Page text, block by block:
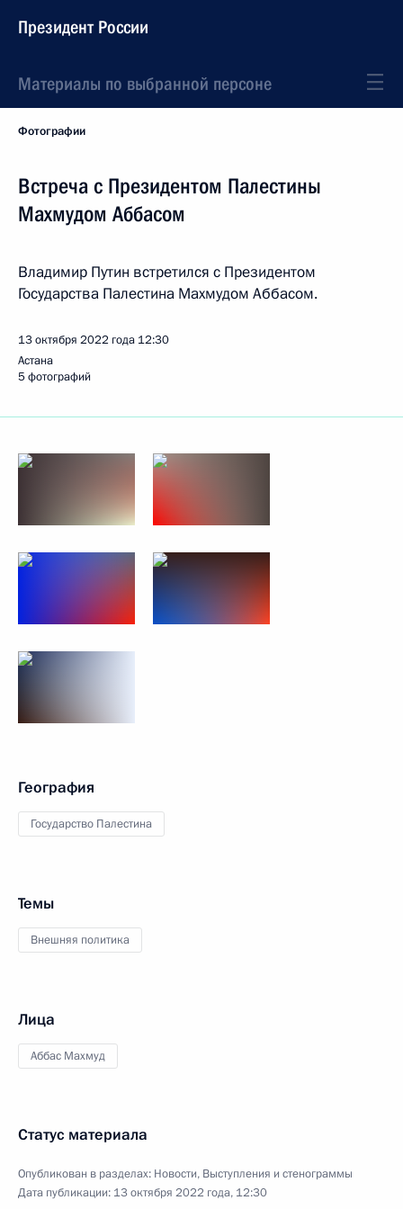
Президент России
Материалы по выбранной персоне
Фотографии
Встреча с Президентом Палестины
Махмудом Аббасом
Владимир Путин встретился с Президентом
Государства Палестина Махмудом Аббасом.
13 октября 2022 года 12:30
Астана
5 фотографий
География
Государство Палестина
Темы
Внешняя политика
Лица
Аббас Махмуд
Статус материала
Опубликован в разделах: Новости, Выступления и стенограммы
Дата публикации: 13 октября 2022 года, 12:30